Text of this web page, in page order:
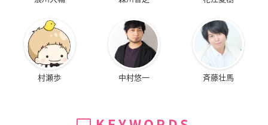
村瀬歩 中村悠一 斉藤壮馬